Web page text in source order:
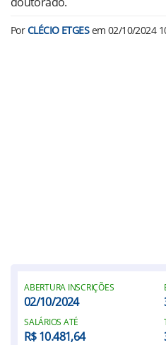
PorCLÉCIO ETGESem 02/10/2024
ABERTURA INSCRIÇÕES
02/10/2024
SALÁRIOS ATÉ
R$ 10.481,64